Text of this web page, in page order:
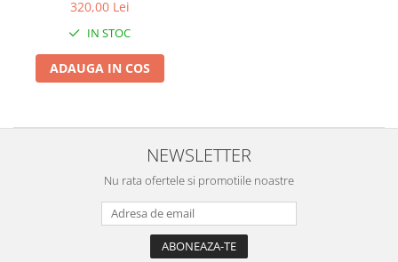
320,00 Lei
IN STOC
ADAUGA IN COS
NEWSLETTER
Nu rata ofertele si promotiile noastre